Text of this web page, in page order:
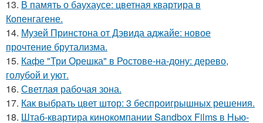
13. В память о баухаусе: цветная квартира в
Копенгагене.
14. Музей Принстона от Дэвида аджайе: новое
прочтение брутализма.
15. Кафе "Три Орешка" в Ростове-на-дону: дерево,
голубой и уют.
16. Светлая рабочая зона.
17. Как выбрать цвет штор: 3 беспроигрышных решения.
18. Штаб-квартира кинокомпании Sandbox Films в Нью-